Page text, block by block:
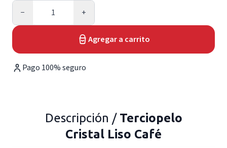
−
Cantidad
+
Agregar a carrito
Pago 100% seguro
Descripción / Terciopelo
Cristal Liso Café